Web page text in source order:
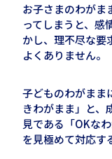
お子さまのわがま
ってしまうと、感
かし、理不尽な要
よくありません。
子どものわがまま
きわがまま」と、
見である「OKな
を見極めて対応す